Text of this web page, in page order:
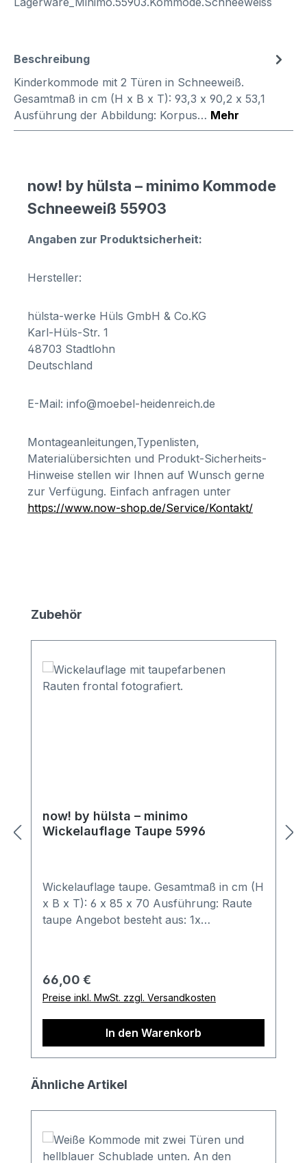
Beschreibung
Kinderkommode mit 2 Türen in Schneeweiß.
Gesamtmaß in cm (H x B x T): 93,3 x 90,2 x 53,1
Ausführung der Abbildung: Korpus… Mehr
now! by hülsta – minimo Kommode
Schneeweiß 55903
Angaben zur Produktsicherheit:
Hersteller:
hülsta-werke Hüls GmbH & Co.KG
Karl-Hüls-Str. 1
48703 Stadtlohn
Deutschland
E-Mail: info@moebel-heidenreich.de
Montageanleitungen,Typenlisten,
Materialübersichten und Produkt-Sicherheits-
Hinweise stellen wir Ihnen auf Wunsch gerne
zur Verfügung. Einfach anfragen unter
https://www.now-shop.de/Service/Kontakt/
Produktgalerie überspringen
Zubehör
now! by hülsta – minimo
Wickelauflage Taupe 5996
Wickelauflage taupe. Gesamtmaß in cm (H
x B x T): 6 x 85 x 70 Ausführung: Raute
taupe Angebot besteht aus: 1x
Informationen: Im Anschluss an Ihren
Bestellvorgang wird sich unser
freundliches Verkäuferteam bei Ihnen
melden. Gerne können Sie hierbei auch
auf verschiedenen Bildschirmen
abweichen. Beschreibung: Ein Platz zum
Wohlfühlen: Auf der minimo
Regulärer Preis:
66,00 €
Preise inkl. MwSt. zzgl. Versandkosten
In den Warenkorb
Produktgalerie überspringen
Ähnliche Artikel